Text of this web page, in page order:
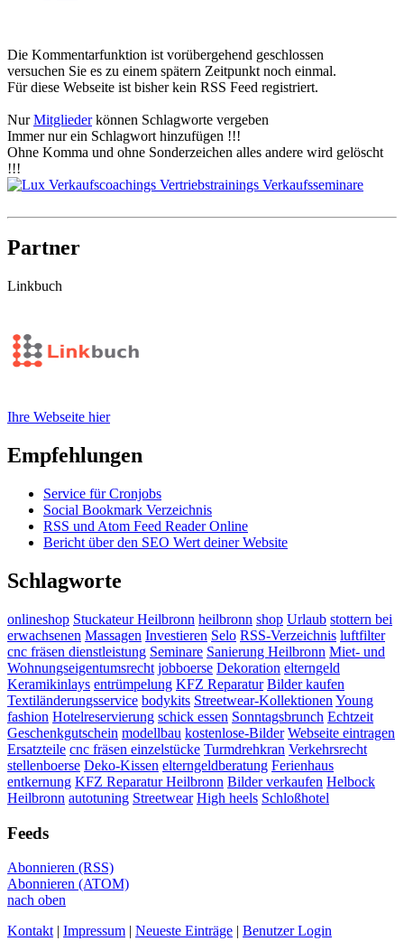
Die Kommentarfunktion ist vorübergehend geschlossen
versuchen Sie es zu einem spätern Zeitpunkt noch einmal.
Für diese Webseite ist bisher kein RSS Feed registriert.
NurMitgliederkönnen Schlagworte vergeben
Immer nur ein Schlagwort hinzufügen !!!
Ohne Komma und ohne Sonderzeichen alles andere wird gelöscht
!!!
Partner
Linkbuch
Ihre Webseite hier
Empfehlungen
Service für Cronjobs
Social Bookmark Verzeichnis
RSS und Atom Feed Reader Online
Bericht über den SEO Wert deiner Website
Schlagworte
onlineshop Stuckateur Heilbronn heilbronn shop Urlaub stottern bei
erwachsenen Massagen Investieren Selo RSS-Verzeichnis luftfilter
cnc fräsen dienstleistung Seminare Sanierung Heilbronn Miet- und
Wohnungseigentumsrecht jobboerse Dekoration elterngeld
Keramikinlays entrümpelung KFZ Reparatur Bilder kaufen
Textiländerungsservice bodykits Streetwear-Kollektionen Young
fashion Hotelreservierung schick essen Sonntagsbrunch Echtzeit
Geschenkgutschein modellbau kostenlose-Bilder Webseite eintragen
Ersatzteile cnc fräsen einzelstücke Turmdrehkran Verkehrsrecht
stellenboerse Deko-Kissen elterngeldberatung Ferienhaus
entkernung KFZ Reparatur Heilbronn Bilder verkaufen Helbock
Heilbronn autotuning Streetwear High heels Schloßhotel
Feeds
Abonnieren (RSS)
Abonnieren (ATOM)
nach oben
Kontakt | Impressum | Neueste Einträge | Benutzer Login